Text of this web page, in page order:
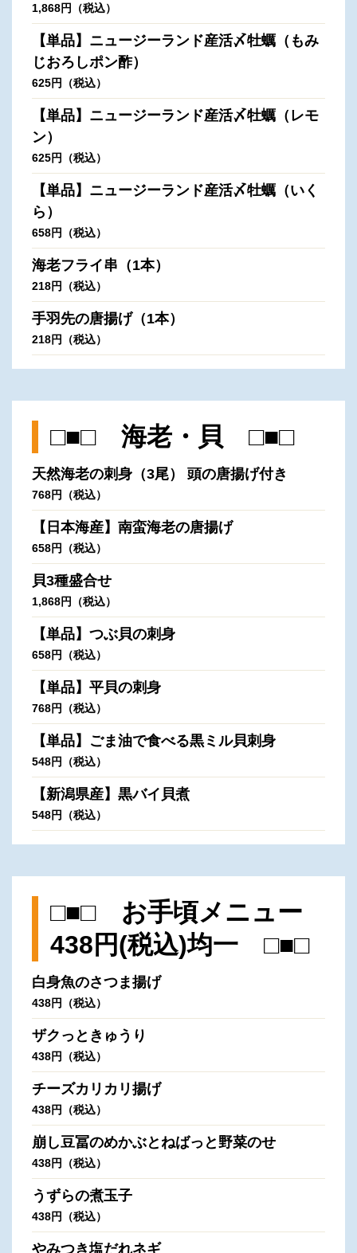
1,868円（税込）
【単品】ニュージーランド産活〆牡蠣（もみ
じおろしポン酢）
625円（税込）
【単品】ニュージーランド産活〆牡蠣（レモ
ン）
625円（税込）
【単品】ニュージーランド産活〆牡蠣（いく
ら）
658円（税込）
海老フライ串（1本）
218円（税込）
手羽先の唐揚げ（1本）
218円（税込）
□■□ 海老・貝 □■□
天然海老の刺身（3尾） 頭の唐揚げ付き
768円（税込）
【日本海産】南蛮海老の唐揚げ
658円（税込）
貝3種盛合せ
1,868円（税込）
【単品】つぶ貝の刺身
658円（税込）
【単品】平貝の刺身
768円（税込）
【単品】ごま油で食べる黒ミル貝刺身
548円（税込）
【新潟県産】黒バイ貝煮
548円（税込）
□■□ お手頃メニュー
438円(税込)均一 □■□
白身魚のさつま揚げ
438円（税込）
ザクっときゅうり
438円（税込）
チーズカリカリ揚げ
438円（税込）
崩し豆冨のめかぶとねばっと野菜のせ
438円（税込）
うずらの煮玉子
438円（税込）
やみつき塩だれネギ